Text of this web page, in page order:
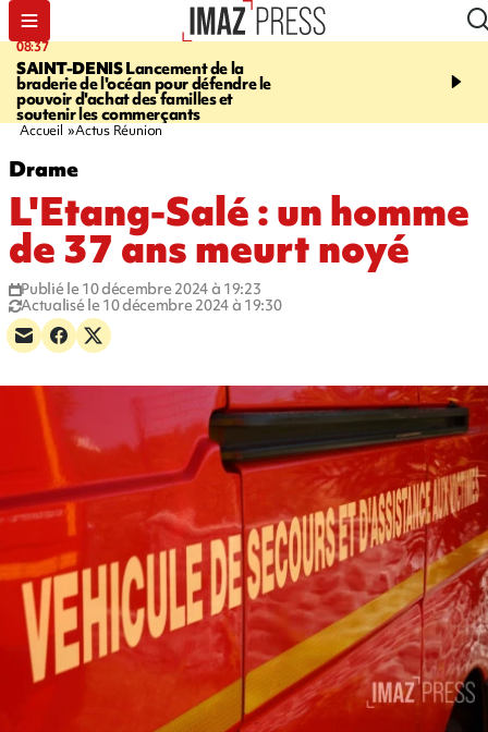
08:37
SAINT-DENISLancement de la
braderie de l'océan pour défendre le
pouvoir d'achat des familles et
soutenir les commerçants
10:44
dragons paradent
Accueil Actus Réunion
Drame
L'Etang-Salé : un homme
de 37 ans meurt noyé
Publié le 10 décembre 2024 à 19:23
Actualisé le 10 décembre 2024 à 19:30